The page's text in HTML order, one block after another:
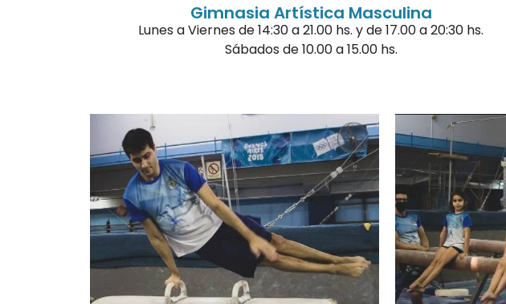
Gimnasia Artística Masculina
Lunes a Viernes de 14:30 a 21.00 hs. y de 17.00 a 20:30 hs.
Sábados de 10.00 a 15.00 hs.